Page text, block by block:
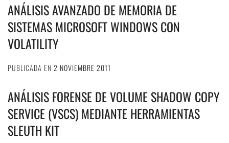
ANÁLISIS AVANZADO DE MEMORIA DE
SISTEMAS MICROSOFT WINDOWS CON
VOLATILITY
PUBLICADA EN 2 NOVIEMBRE 2011
ANÁLISIS FORENSE DE VOLUME SHADOW COPY
SERVICE (VSCS) MEDIANTE HERRAMIENTAS
SLEUTH KIT